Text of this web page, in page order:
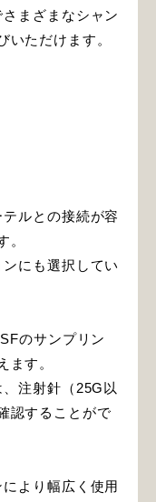
まざまなシャン
いただけます。
ルとの接続が容
。
にも選択してい
のサンプリン
ます。
注射針（25G以
認することがで
より幅広く使用